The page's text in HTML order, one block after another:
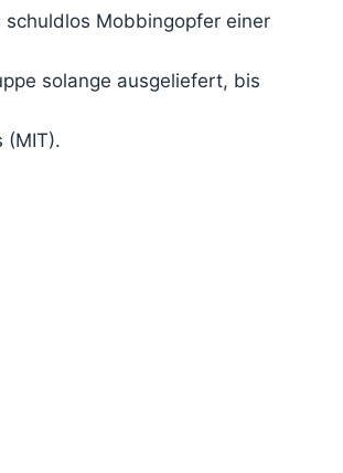
Mobbingopfer einer
solange ausgeliefert, bis
(MIT).